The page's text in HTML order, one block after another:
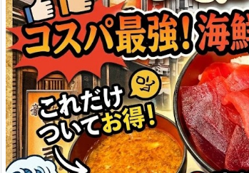
ン
ツ
へ
移
動
ツ
へ
移
動